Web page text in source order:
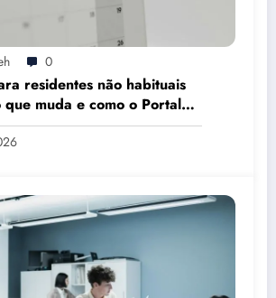
0
residentes não habituais
muda e como o Portal
pode ajudar